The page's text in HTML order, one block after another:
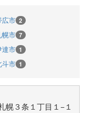
広市 2
幌市 7
達市 1
斗市 1
幌３条１丁目１−１